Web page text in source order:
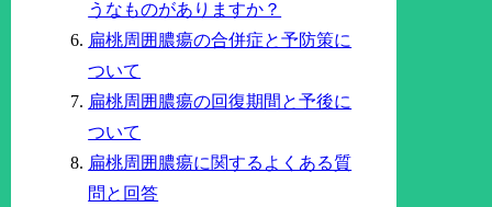
うなものがありますか？
扁桃周囲膿瘍の合併症と予防策に
ついて
扁桃周囲膿瘍の回復期間と予後に
ついて
扁桃周囲膿瘍に関するよくある質
問と回答